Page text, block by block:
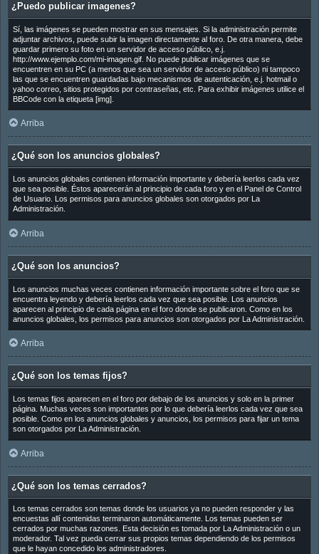
¿Puedo publicar imagenes?
Sí, las imágenes se pueden mostrar en sus mensajes. Si la administración permite
adjuntar archivos, puede subir la imagen directamente al foro. De otra manera, debe
guardar primero su foto en un servidor de acceso público, e.j.
http://www.ejemplo.com/mi-imagen.gif. No puede publicar imágenes que se
encuentren en su PC (a menos que sea un servidor de acceso público) ni tampoco
las que se encuentren guardadas bajo mecanismos de autenticación, e.j. hotmail o
yahoo correo, sitios protegidos por contraseñas, etc. Para exhibir imágenes utilice el
BBCode con la etiqueta [img].
Arriba
¿Qué son los anuncios globales?
Los anuncios globales contienen información importante y debería leerlos cada vez
que sea posible. Éstos aparecerán al principio de cada foro y en el Panel de Control
de Usuario. Los permisos para anuncios globales son otorgados por La
Administración.
Arriba
¿Qué son los anuncios?
Los anuncios muchas veces contienen información importante sobre el foro que se
encuentra leyendo y debería leerlos cada vez que sea posible. Los anuncios
aparecen al principio de cada página en el foro donde se publicaron. Como en los
anuncios globales, los permisos para anuncios son otorgados por La Administración.
Arriba
¿Qué son los temas fijos?
Los temas fijos aparecen en el foro por debajo de los anuncios y solo en la primer
página. Muchas veces son importantes por lo que debería leerlos cada vez que sea
posible. Como en los anuncios globales y anuncios, los permisos para fijar un tema
son otorgados por La Administración.
Arriba
¿Qué son los temas cerrados?
Los temas cerrados son temas donde los usuarios ya no pueden responder y las
encuestas allí contenidas terminaron automáticamente. Los temas pueden ser
cerrados por muchas razones. Esta decisión es tomada por La Administración o un
moderador. Tal vez pueda cerrar sus propios temas dependiendo de los permisos
que le hayan concedido los administradores.